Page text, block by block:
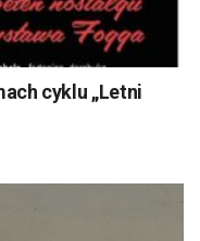
cyklu „Letni